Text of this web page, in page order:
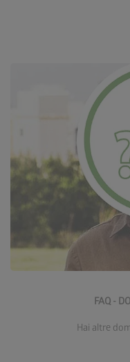
FAQ -
Hai altre
Vai alle